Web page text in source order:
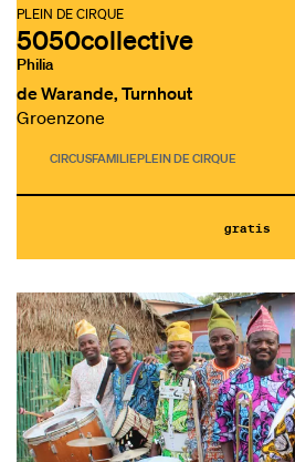
5050collective
Philia
PLEIN DE CIRQUE
de Warande, Turnhout
Groenzone
CIRCUSFAMILIEPLEIN DE CIRQUE
gratis